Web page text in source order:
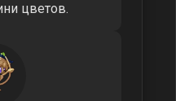
цветов.